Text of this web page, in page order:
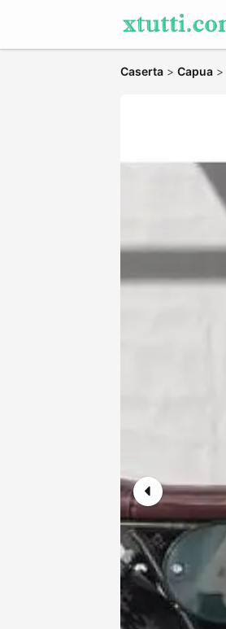
Caserta > Capua >